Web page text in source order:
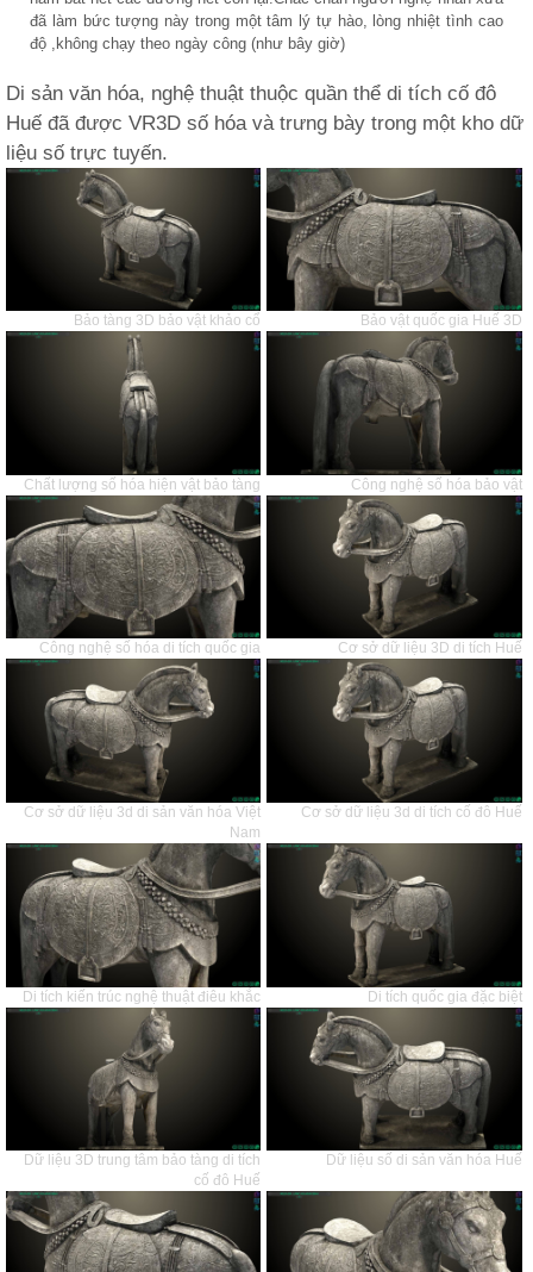
đã làm bức tượng này trong một tâm lý tự hào, lòng nhiệt tình cao
độ ,không chạy theo ngày công (như bây giờ)
Di sản văn hóa, nghệ thuật thuộc quần thể di tích cố đô
Huế đã được VR3D số hóa và trưng bày trong một kho dữ
liệu số trực tuyến.
Bảo tàng 3D bảo vật khảo cổ Bảo vật quốc gia Huế 3D
Chất lượng số hóa hiện vật bảo tàng Công nghệ số hóa bảo vật
Công nghệ số hóa di tích quốc gia Cơ sở dữ liệu 3D di tích Huế
Cơ sở dữ liệu 3d di sản văn hóa Việt
Nam
Cơ sở dữ liệu 3d di tích cố đô Huế
Di tích kiến trúc nghệ thuật điêu khắc Di tích quốc gia đặc biệt
Dữ liệu 3D trung tâm bảo tàng di tích
cố đô Huế
Dữ liệu số di sản văn hóa Huế